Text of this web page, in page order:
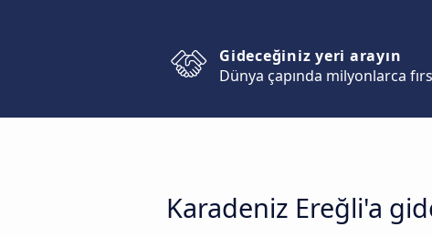
Gideceğiniz yeri arayın
Dünya çapında milyonlarca
Karadeniz Ereğli'a